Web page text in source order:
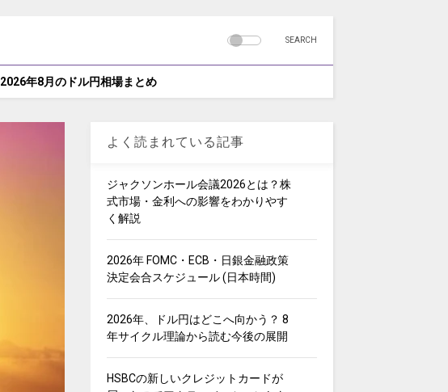
SEARCH
2026年8月のドル円相場まとめ
よく読まれている記事
ジャクソンホール会議2026とは？株
式市場・金利への影響をわかりやす
く解説
2026年 FOMC・ECB・日銀金融政策
決定会合スケジュール (日本時間)
2026年、ドル円はどこへ向かう？ 8
年サイクル理論から読む今後の展開
HSBCの新しいクレジットカードが